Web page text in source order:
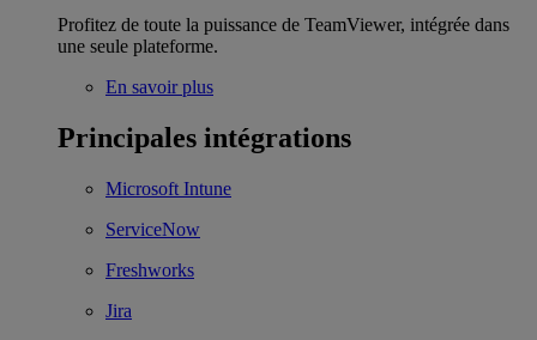
Profitez de toute la puissance de TeamViewer, intégrée dans
une seule plateforme.
En savoir plus
Principales intégrations
Microsoft Intune
ServiceNow
Freshworks
Jira